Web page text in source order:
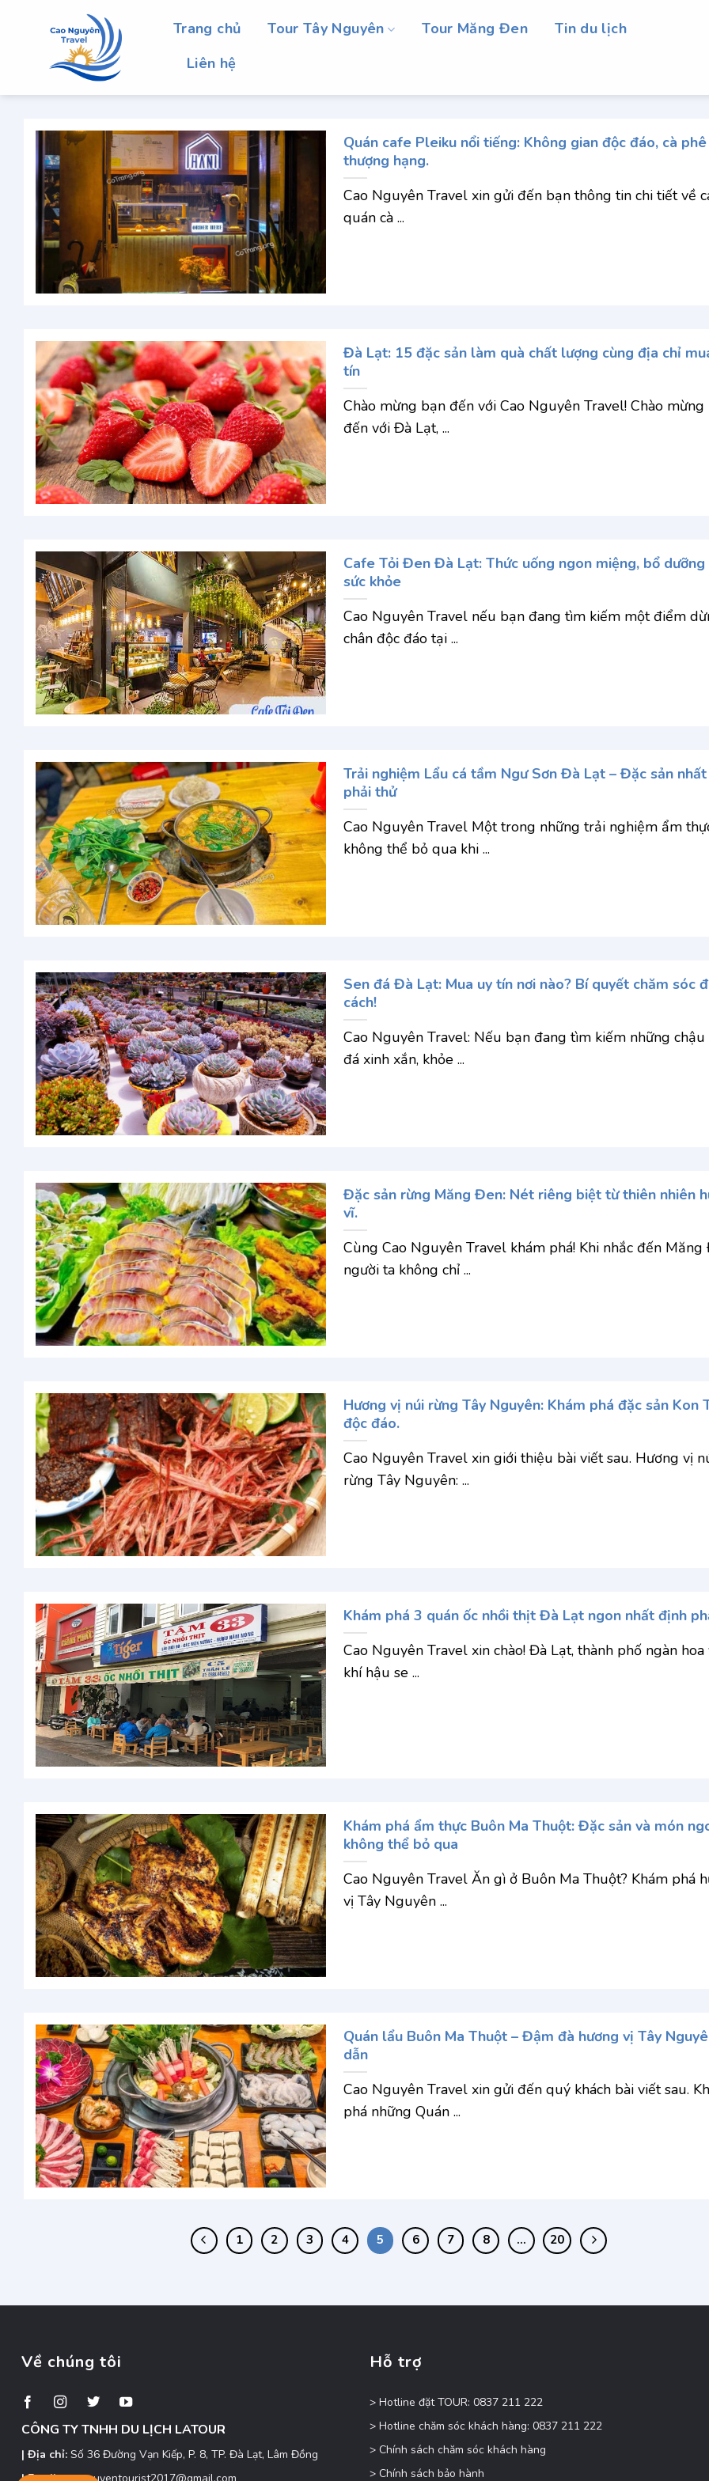
Trang chủ Tour Tây Nguyên Tour Măng Đen
Tin du lịch
Liên hệ
Quán cafe Pleiku nổi tiếng: Không gian độc đáo, cà phê
thượng hạng.
Cao Nguyên Travel xin gửi đến bạn thông tin chi tiết về
quán cà ...
Đà Lạt: 15 đặc sản làm quà chất lượng cùng địa chỉ
tín
Chào mừng bạn đến với Cao Nguyên Travel! Chào mừng
đến với Đà Lạt, ...
Cafe Tỏi Đen Đà Lạt: Thức uống ngon miệng, bổ dưỡng
sức khỏe
Cao Nguyên Travel nếu bạn đang tìm kiếm một điểm
chân độc đáo tại ...
Trải nghiệm Lẩu cá tầm Ngư Sơn Đà Lạt – Đặc sản
phải thử
Cao Nguyên Travel Một trong những trải nghiệm ẩm
không thể bỏ qua khi ...
Sen đá Đà Lạt: Mua uy tín nơi nào? Bí quyết chăm sóc
cách!
Cao Nguyên Travel: Nếu bạn đang tìm kiếm những chậu
đá xinh xắn, khỏe ...
Đặc sản rừng Măng Đen: Nét riêng biệt từ thiên nhiên
vĩ.
Cùng Cao Nguyên Travel khám phá! Khi nhắc đến Măng
người ta không chỉ ...
Hương vị núi rừng Tây Nguyên: Khám phá đặc sản Kon
độc đáo.
Cao Nguyên Travel xin giới thiệu bài viết sau. Hương vị
rừng Tây Nguyên: ...
Khám phá 3 quán ốc nhồi thịt Đà Lạt ngon nhất định
Cao Nguyên Travel xin chào! Đà Lạt, thành phố ngàn hoa
khí hậu se ...
Khám phá ẩm thực Buôn Ma Thuột: Đặc sản và món
không thể bỏ qua
Cao Nguyên Travel Ăn gì ở Buôn Ma Thuột? Khám phá
vị Tây Nguyên ...
Quán lẩu Buôn Ma Thuột – Đậm đà hương vị Tây
dẫn
Cao Nguyên Travel xin gửi đến quý khách bài viết sau.
phá những Quán ...
1 2 3 4 5 6 7 8 … 20
Về chúng tôi
CÔNG TY TNHH DU LỊCH LATOUR
| Địa chỉ: Số 36 Đường Vạn Kiếp, P. 8, TP. Đà Lạt, Lâm Đồng
| Email: caonguyentourist2017@gmail.com
Hỗ trợ
> Hotline đặt TOUR: 0837 211 222
> Hotline chăm sóc khách hàng: 0837 211 222
> Chính sách chăm sóc khách hàng
> Chính sách bảo hành